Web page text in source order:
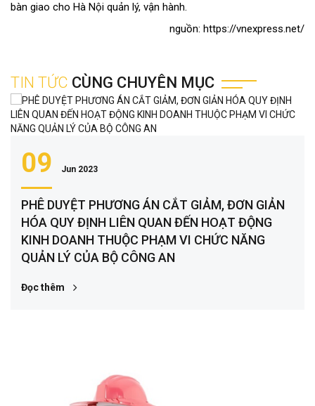
bàn giao cho Hà Nội quản lý, vận hành.
nguồn: https://vnexpress.net/
TIN TỨC CÙNG CHUYÊN MỤC
09 Jun 2023
PHÊ DUYỆT PHƯƠNG ÁN CẮT GIẢM, ĐƠN GIẢN
HÓA QUY ĐỊNH LIÊN QUAN ĐẾN HOẠT ĐỘNG
KINH DOANH THUỘC PHẠM VI CHỨC NĂNG
QUẢN LÝ CỦA BỘ CÔNG AN
Đọc thêm